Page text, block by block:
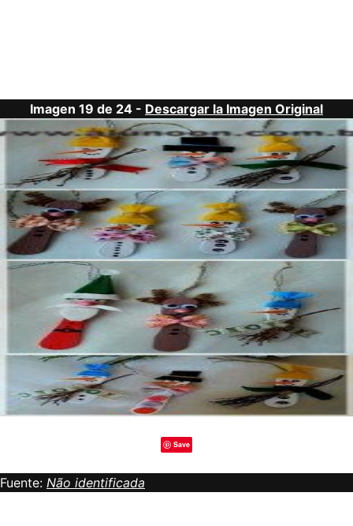
Imagen 19 de 24 - Descargar la Imagen Original
Save
Fuente: Não identificada